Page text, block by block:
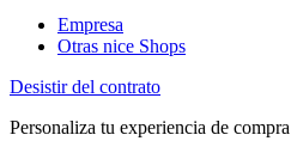
Empresa
Otras nice Shops
Desistir del contrato
Personaliza tu experiencia de compra